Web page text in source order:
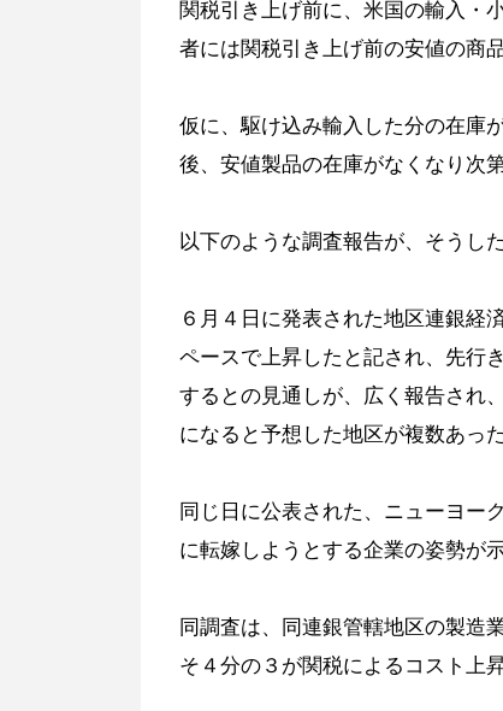
関税引き上げ前に、米国の輸入・
者には関税引き上げ前の安値の商
仮に、駆け込み輸入した分の在庫
後、安値製品の在庫がなくなり次
以下のような調査報告が、そうし
６月４日に発表された地区連銀経
ペースで上昇したと記され、先行
するとの見通しが、広く報告され
になると予想した地区が複数あった
同じ日に公表された、ニューヨー
に転嫁しようとする企業の姿勢が示
同調査は、同連銀管轄地区の製造
そ４分の３が関税によるコスト上